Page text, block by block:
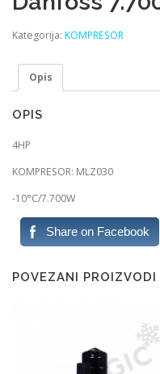
Kategorija: KOMPRESOR
Opis
OPIS
4HP
KOMPRESOR: MLZ030
-10°C/7.700W
Share on Facebook
POVEZANI PROIZVODI